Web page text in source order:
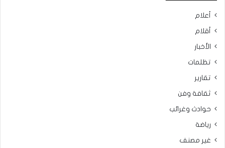
أعلام
أقلام
الأخبار
تظلمات
تقارير
ثقافة وفن
حوادث وغرائب
رياضة
غير مصنف